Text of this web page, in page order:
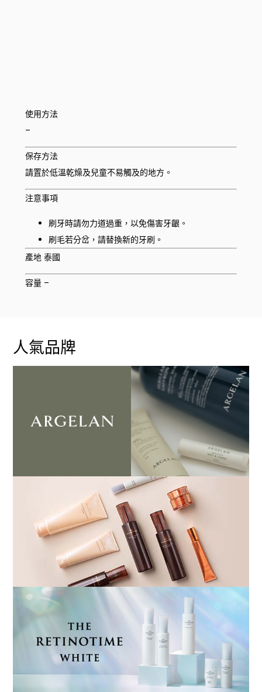
使用方法
–
保存方法
請置於低溫乾燥及兒童不易觸及的地方。
注意事項
刷牙時請勿力道過重，以免傷害牙齦。
刷毛若分岔，請替換新的牙刷。
產地 泰國
容量 –
人氣品牌